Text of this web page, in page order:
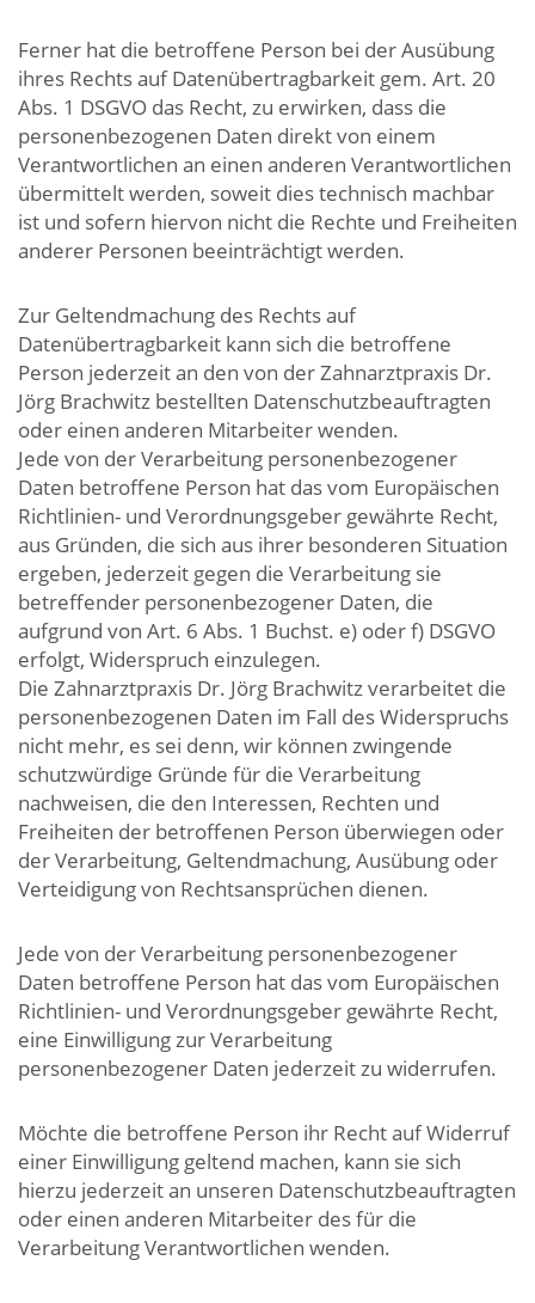
Ferner hat die betroffene Person bei der Ausübung
ihres Rechts auf Datenübertragbarkeit gem. Art. 20
Abs. 1 DSGVO das Recht, zu erwirken, dass die
personenbezogenen Daten direkt von einem
Verantwortlichen an einen anderen Verantwortlichen
übermittelt werden, soweit dies technisch machbar
ist und sofern hiervon nicht die Rechte und Freiheiten
anderer Personen beeinträchtigt werden.
Zur Geltendmachung des Rechts auf
Datenübertragbarkeit kann sich die betroffene
Person jederzeit an den von der Zahnarztpraxis Dr.
Jörg Brachwitz bestellten Datenschutzbeauftragten
oder einen anderen Mitarbeiter wenden.
Jede von der Verarbeitung personenbezogener
Daten betroffene Person hat das vom Europäischen
Richtlinien- und Verordnungsgeber gewährte Recht,
aus Gründen, die sich aus ihrer besonderen Situation
ergeben, jederzeit gegen die Verarbeitung sie
betreffender personenbezogener Daten, die
aufgrund von Art. 6 Abs. 1 Buchst. e) oder f) DSGVO
erfolgt, Widerspruch einzulegen.
Die Zahnarztpraxis Dr. Jörg Brachwitz verarbeitet die
personenbezogenen Daten im Fall des Widerspruchs
nicht mehr, es sei denn, wir können zwingende
schutzwürdige Gründe für die Verarbeitung
nachweisen, die den Interessen, Rechten und
Freiheiten der betroffenen Person überwiegen oder
der Verarbeitung, Geltendmachung, Ausübung oder
Verteidigung von Rechtsansprüchen dienen.
Jede von der Verarbeitung personenbezogener
Daten betroffene Person hat das vom Europäischen
Richtlinien- und Verordnungsgeber gewährte Recht,
eine Einwilligung zur Verarbeitung
personenbezogener Daten jederzeit zu widerrufen.
Möchte die betroffene Person ihr Recht auf Widerruf
einer Einwilligung geltend machen, kann sie sich
hierzu jederzeit an unseren Datenschutzbeauftragten
oder einen anderen Mitarbeiter des für die
Verarbeitung Verantwortlichen wenden.